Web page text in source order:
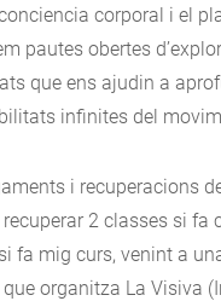
corporal i el
pautes obertes
que ens ajudin a
infinites del
i recuperacions
2 classes si fa
fa mig curs, venint a
que organitza La Visiva